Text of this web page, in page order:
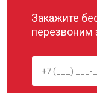
Закажите
перезвоним